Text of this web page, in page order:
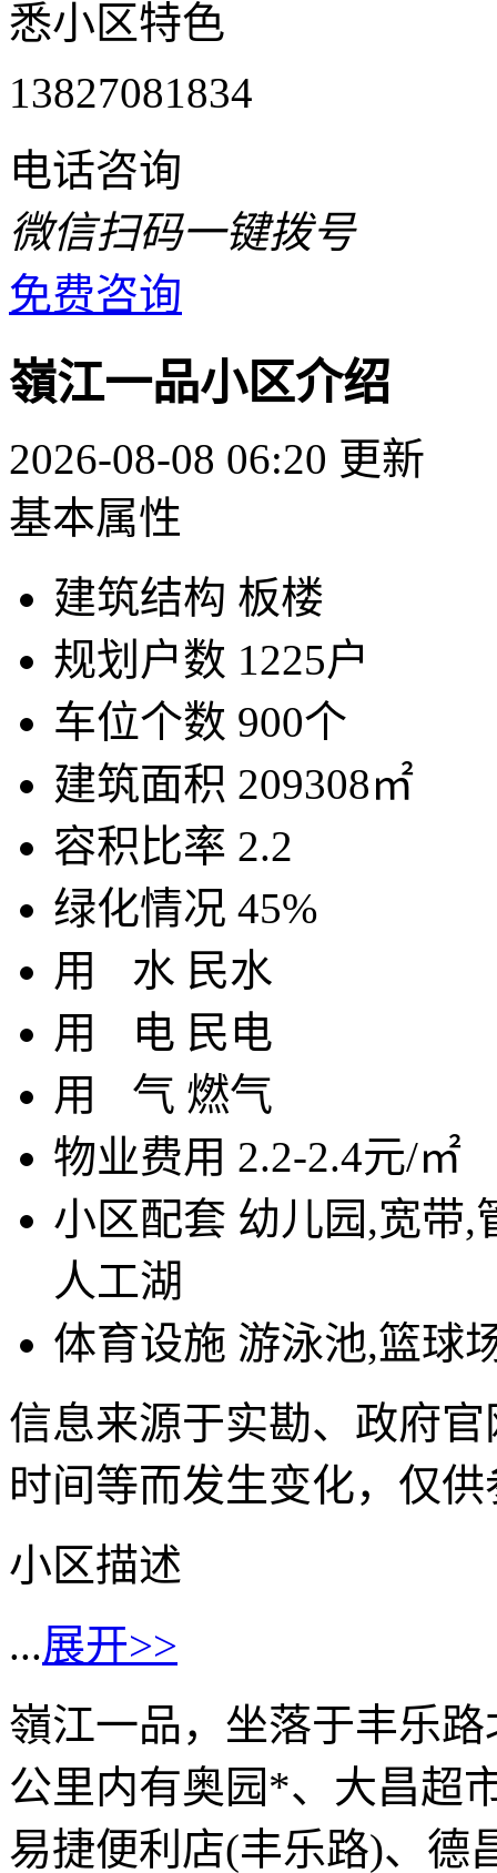
悉小区特色
13827081834
电话咨询
微信扫码一键拨号
免费咨询
嶺江一品小区介绍
2026-08-08 06:20 更新
基本属性
建筑结构 板楼
规划户数 1225户
车位个数 900个
建筑面积 209308㎡
容积比率 2.2
绿化情况 45%
用 水 民水
用
电 民电
用 气 燃气
物业费用 2.2-2.4元/㎡
小区配套 幼儿园,宽带,
人工湖
体育设施 游泳池,篮球
信息来源于实勘、政府
时间等而发生变化，仅
小区描述
...展开>>
嶺江一品，坐落于丰乐
公里内有奥园*、大昌超
易捷便利店(丰乐路)、德